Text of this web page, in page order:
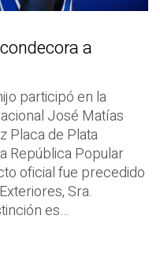
a
participó en la
José Matías
Placa de Plata
República Popular
oficial fue precedido
Sra.
es…